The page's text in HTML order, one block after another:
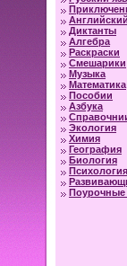
Диктанты
Алгебра
Раскраски
Смешарики
Музыка
Математика
Пособии
Азбука
Экология
Химия
География
Биология
Психология
Поурочные